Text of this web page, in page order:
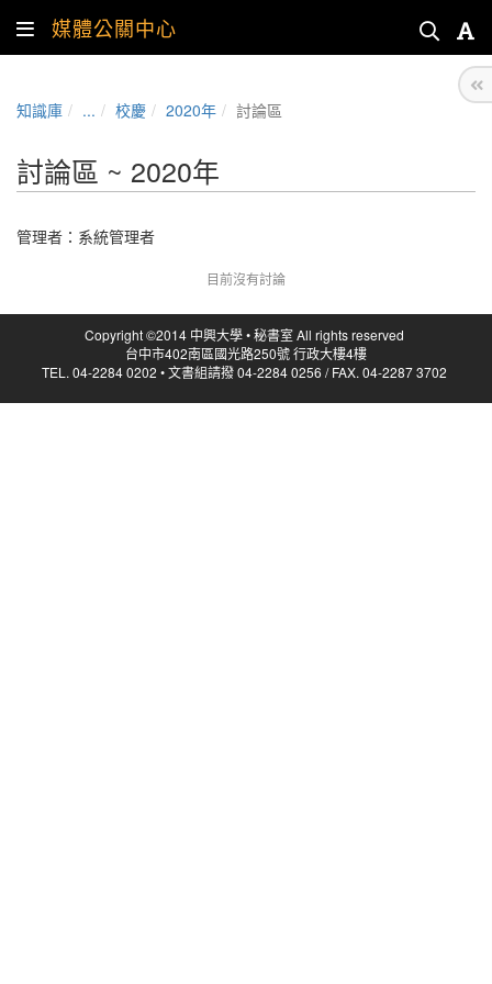
媒體公關中心
知識庫 ... 校慶 2020年 討論區
討論區 ~ 2020年
管理者： 系統管理者
目前沒有討論
Copyright ©2014 中興大學 • 秘書室 All rights reserved
台中市402南區國光路250號 行政大樓4樓
TEL. 04-2284 0202 • 文書組請撥 04-2284 0256 / FAX. 04-2287 3702